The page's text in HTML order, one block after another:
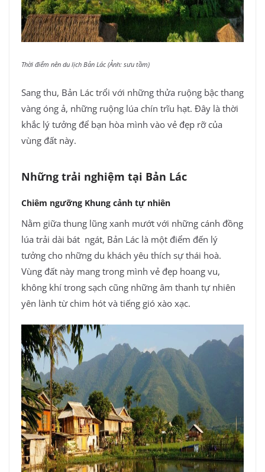
Thời điểm nên du lịch Bản Lác (Ảnh: sưu tầm)
Sang thu, Bản Lác trổi với những thửa ruộng bậc thang
vàng óng ả, những ruộng lúa chín trĩu hạt. Đây là thời
khắc lý tưởng để bạn hòa mình vào vẻ đẹp rỡ của
vùng đất này.
Những trải nghiệm tại Bản Lác
Chiêm ngưỡng Khung cảnh tự nhiên
Nằm giữa thung lũng xanh mướt với những cánh đồng
lúa trải dài bát ngát, Bản Lác là một điểm đến lý
tưởng cho những du khách yêu thích sự thái hoà.
Vùng đất này mang trong mình vẻ đẹp hoang vu,
không khí trong sạch cũng những âm thanh tự nhiên
yên lành từ chim hót và tiếng gió xào xạc.